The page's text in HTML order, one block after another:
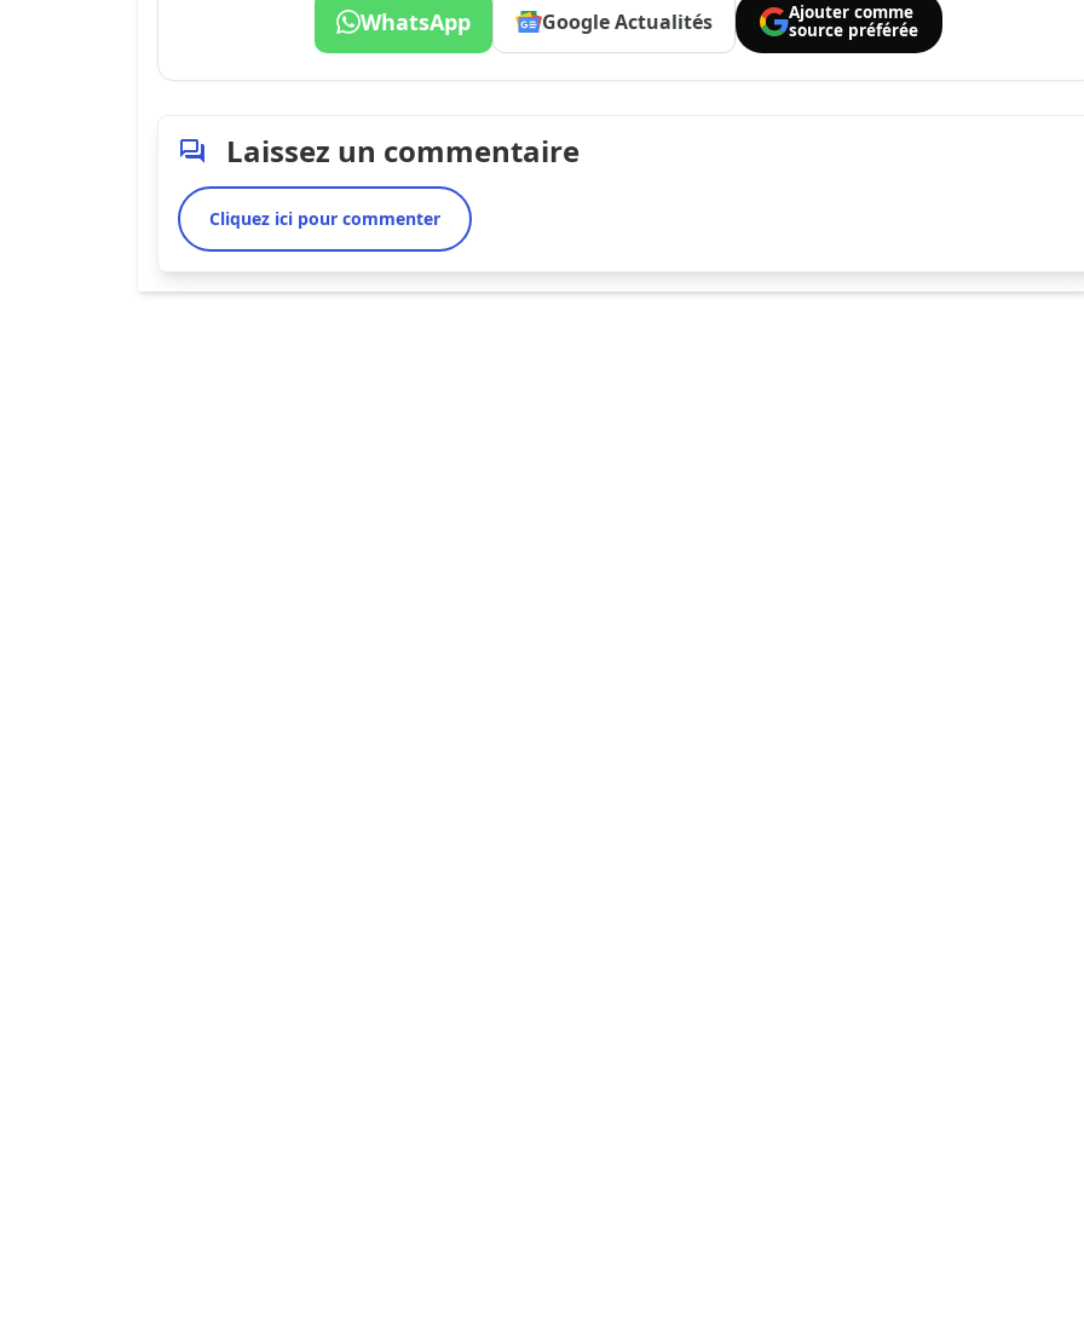
WhatsApp Google Actualités
Ajouter comme
source préférée
Laissez un commentaire
Cliquez ici pour commenter